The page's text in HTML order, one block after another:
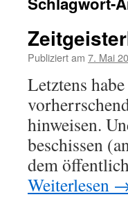
Publiziert am 7. Mai
Letztens
hinweisen.
beschissen
dem
Weiterlesen